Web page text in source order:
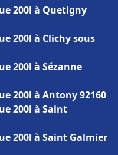
200l à Quetigny
200l à Clichy sous
200l à Sézanne
200l à Antony 92160
200l à Saint
200l à Saint Galmier